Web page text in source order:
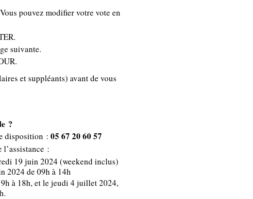
pouvez modifier votre vote en
suivante.
et suppléants) avant de vous
?
disposition : 05 67 20 60 57
l’assistance :
19 juin 2024 (weekend inclus)
2024 de 09h à 14h
à 18h, et le jeudi 4 juillet 2024,